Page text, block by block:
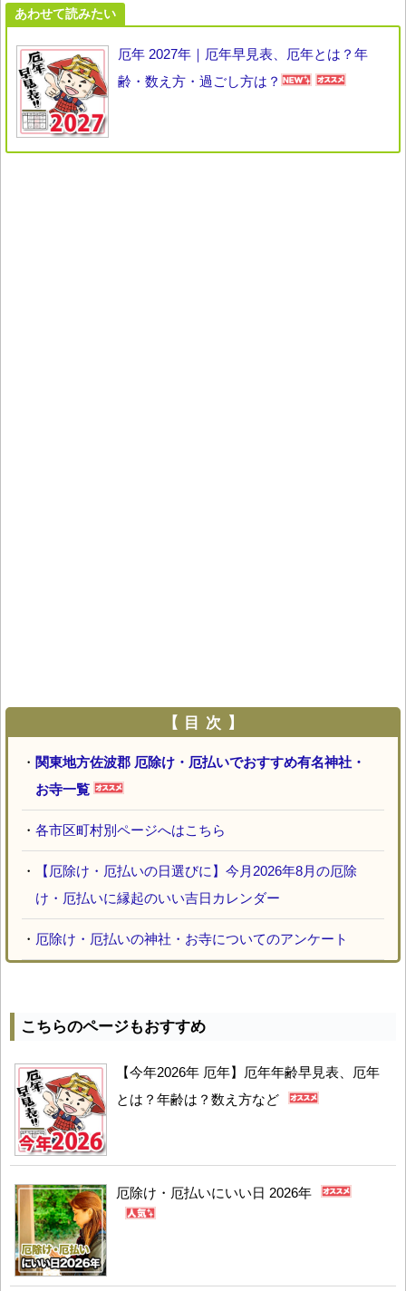
あわせて読みたい
厄年 2027年｜厄年早見表、厄年とは？年
齢・数え方・過ごし方は？
【 目 次 】
・ 関東地方佐波郡 厄除け・厄払いでおすすめ有名神社・
お寺一覧
・ 各市区町村別ページへはこちら
・
【厄除け・厄払いの日選びに】今月2026年8月の厄除
け・厄払いに縁起のいい吉日カレンダー
・ 厄除け・厄払いの神社・お寺についてのアンケート
こちらのページもおすすめ
【今年2026年 厄年】厄年年齢早見表、厄年
とは？年齢は？数え方など
厄除け・厄払いにいい日 2026年